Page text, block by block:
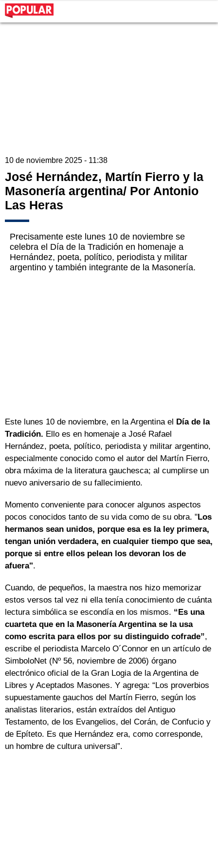
10 de noviembre 2025 - 11:38
José Hernández, Martín Fierro y la
Masonería argentina/ Por Antonio
Las Heras
Precisamente este lunes 10 de noviembre se
celebra el Día de la Tradición en homenaje a
Hernández, poeta, político, periodista y militar
argentino y también integrante de la Masonería.
Este lunes 10 de noviembre, en la Argentina el Día de la
Tradición. Ello es en homenaje a José Rafael
Hernández, poeta, político, periodista y militar argentino,
especialmente conocido como el autor del Martín Fierro,
obra máxima de la literatura gauchesca; al cumplirse un
nuevo aniversario de su fallecimiento.
Momento conveniente para conocer algunos aspectos
pocos conocidos tanto de su vida como de su obra. "Los
hermanos sean unidos, porque esa es la ley primera,
tengan unión verdadera, en cualquier tiempo que sea,
porque si entre ellos pelean los devoran los de
afuera".
Cuando, de pequeños, la maestra nos hizo memorizar
estos versos tal vez ni ella tenía conocimiento de cuánta
lectura simbólica se escondía en los mismos. “Es una
cuarteta que en la Masonería Argentina se la usa
como escrita para ellos por su distinguido cofrade”,
escribe el periodista Marcelo O´Connor en un artículo de
SimboloNet (Nº 56, noviembre de 2006) órgano
electrónico oficial de la Gran Logia de la Argentina de
Libres y Aceptados Masones. Y agrega: “Los proverbios
supuestamente gauchos del Martín Fierro, según los
analistas literarios, están extraídos del Antiguo
Testamento, de los Evangelios, del Corán, de Confucio y
de Epíteto. Es que Hernández era, como corresponde,
un hombre de cultura universal”.